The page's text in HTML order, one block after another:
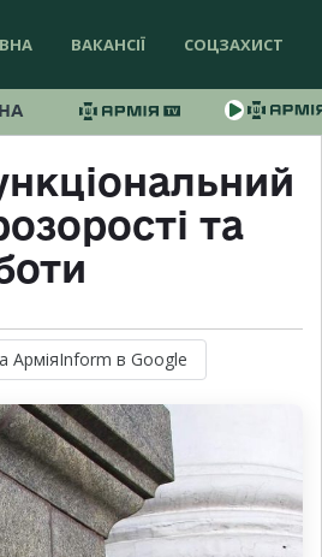
ВАКАНСІЇ СОЦЗАХИСТ
та
АрміяInform в Google